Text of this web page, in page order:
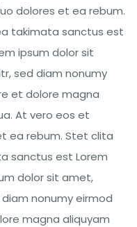
dolores et ea rebum.
takimata sanctus est
ipsum dolor sit
sed diam nonumy
et dolore magna
At vero eos et
ea rebum. Stet clita
sanctus est Lorem
dolor sit amet,
nonumy eirmod
magna aliquyam